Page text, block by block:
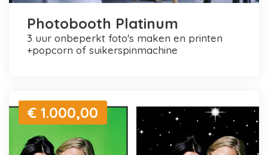
Photobooth Platinum
3 uur onbeperkt foto's maken en printen
+popcorn of suikerspinmachine
€ 1.000,00